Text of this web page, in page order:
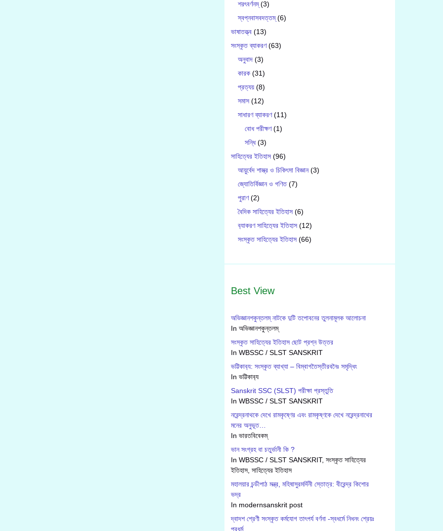
শরৎবর্ণনম্(3)
স্বপ্নবাসবদত্তম্(6)
ভাষাতত্ত্ব (13)
সংস্কৃত ব্যাকরণ(63)
অনুবাদ (3)
কারক (31)
প্রত্যয় (8)
সমাস (12)
সাধারণ ব্যাকরণ(11)
বোধ পরীক্ষণ(1)
সন্ধি(3)
সাহিত্যের ইতিহাস (96)
আয়ুর্বেদ শাস্ত্র ও চিকিৎসা বিজ্ঞান(3)
জ্যোতির্বিজ্ঞান ও গণিত(7)
পুরাণ(2)
বৈদিক সাহিত্যের ইতিহাস (6)
ব‍্যাকরণ সাহিত‍্যের ইতিহাস (12)
সংস্কৃত সাহিত্যের ইতিহাস (66)
Best View
অভিজ্ঞানশকুন্তলম্ নাটকে দুটি তপোবনের তুলনামূলক আলোচনা
In অভিজ্ঞানশকুন্তলম্
সংস্কৃত সাহিত্যের ইতিহাস ছোট প্রশ্ন উত্তর
In WBSSC / SLST SANSKRIT
ভট্টিকাব‍্য: সংস্কৃত ব্যাখ্যা – বিম্বাগতৈস্তীরবনৈঃ সমৃদ্ধিং
In ভট্টিকাব‍্য
Sanskrit SSC (SLST) পরীক্ষা প্রস্তুতি
In WBSSC / SLST SANSKRIT
নরেন্দ্রনাথকে দেখে রামকৃষ্ণের এবং রামকৃষ্ণকে দেখে নরেন্দ্রনাথের
মনের অনুভূত…
In ভারতবিবেকম্
ভান সংগ্রহ বা চতুর্ভানী কি ?
In WBSSC / SLST SANSKRIT, সংস্কৃত সাহিত্যের
ইতিহাস, সাহিত্যের ইতিহাস
মহালয়ার চন্ডীপাঠ মন্ত্র, মহিষাসুরমর্দিনী স্তোত্র: বীরেন্দ্র কিশোর
ভদ্র
In modernsanskrit post
দ্বাদশ শ্রেণী সংস্কৃত কর্মযোগ তাৎপর্য বর্ণনা -স্বধর্মে নিধনং শ্রেয়ঃ
পরধর্ম…